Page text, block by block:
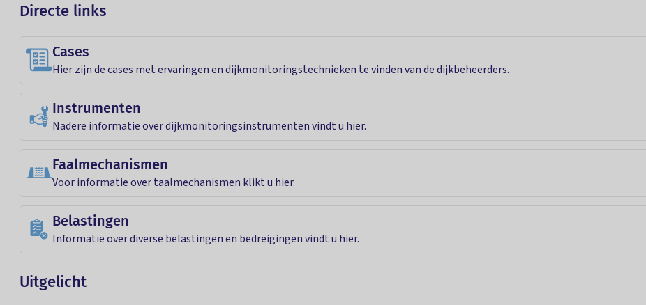
Directe links
Cases
Hier zijn de cases met ervaringen en dijkmonitoringstechnieken te vinden van de dijkbeheerders.
Instrumenten
Nadere informatie over dijkmonitoringsinstrumenten vindt u hier.
Faalmechanismen
Voor informatie over taalmechanismen klikt u hier.
Belastingen
Informatie over diverse belastingen en bedreigingen vindt u hier.
Uitgelicht